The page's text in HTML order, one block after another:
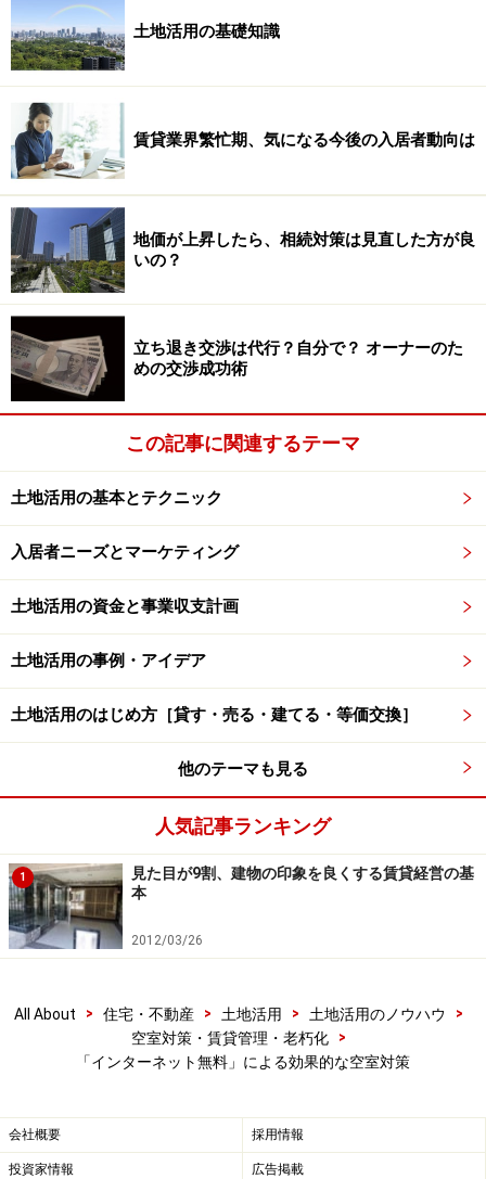
パソコンではなくスマートフォンでインターネットを利
用する若者も少なくなく、そのような方にはインターネ
ット無料は必要ないのではないかという声も聞かれま
す。
確かに、スマートフォンさえあればインターネットへの
接続は可能であり、パソコンをあまり利用しない方にと
っては、一見、インターネット無料は意味が無いように
も思えます。
しかし、現実にはスマートフォンの場合、利用データ量
による速度制限がかかってしまう上、インターネットの
接続スピードも遅いという問題点があります。
例えば、動画などのデータ量の大きいサイトを利用した
可能性があり、スマートフォンを多用する方にとって
は、充分な利用条件とは言えません。
その為、多くの利用者が、固定インターネットで無線
LANを利用しているのが現状であり、スマートフォン中
心の利用者にとっても、インターネット無料は重宝され
るサービスなのです。
設備だけでなく管理も意識すること
IT技術は急速に進化し続けており、それに伴い、入居者
のニーズや賃貸住宅市場を取り巻く環境も刻々と変化し
ています。オーナーさんには、常にアンテナを高く張
り、入居者が何を求めているかをしっかりとキャッチす
る努力が求められます。
しかし、どれだけ時代が変化しても、「丁寧な日常清
が変わることはありません。満室経営を目指すのであれ
ば、入居者の求める設備だけでなく、入居者の求める管
※記事内容は執筆時点のものです。最新の内容をご確認くださ
い。
土地活用の基礎知識
賃貸業界繁忙期、気になる今後の入居者動向は
地価が上昇したら、相続対策は見直した方が良
いの？
立ち退き交渉は代行？自分で？ オーナーのた
めの交渉成功術
この記事に関連するテーマ
土地活用の基本とテクニック
入居者ニーズとマーケティング
土地活用の資金と事業収支計画
土地活用の事例・アイデア
土地活用のはじめ方［貸す・売る・建てる・等価交換］
他のテーマも見る
人気記事ランキング
1
見た目が9割、建物の印象を良くする賃貸経営の基
本
2012/03/26
All About > 住宅・不動産 > 土地活用 > 土地活用のノウハウ
>
空室対策・賃貸管理・老朽化
>
「インターネット無料」による効果的な空室対策
会社概要 採用情報
投資家情報 広告掲載